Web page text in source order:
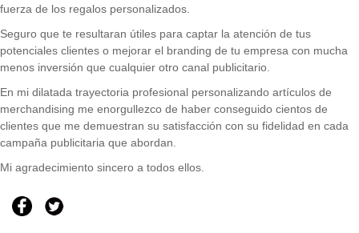
fuerza de los regalos personalizados.
Seguro que te resultaran útiles para captar la atención de tus
potenciales clientes o mejorar el branding de tu empresa con mucha
menos inversión que cualquier otro canal publicitario.
En mi dilatada trayectoria profesional personalizando artículos de
merchandising me enorgullezco de haber conseguido cientos de
clientes que me demuestran su satisfacción con su fidelidad en cada
campaña publicitaria que abordan.
Mi agradecimiento sincero a todos ellos.